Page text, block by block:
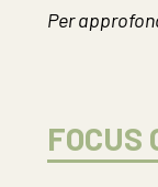
Per
FOCUS